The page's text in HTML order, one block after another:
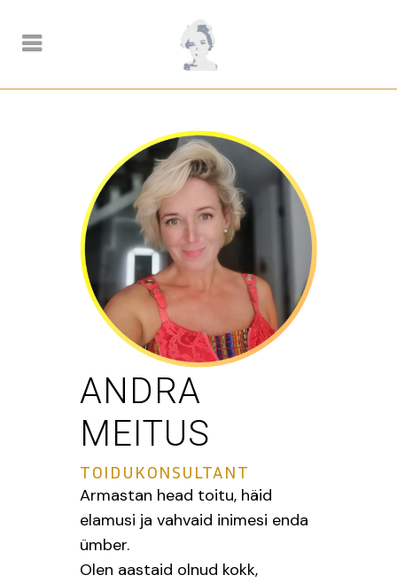
ANDRA
MEITUS
TOIDUKONSULTANT
Armastan head toitu, häid
elamusi ja vahvaid inimesi enda
ümber.
Olen aastaid olnud kokk,